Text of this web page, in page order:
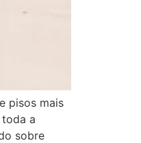
pisos mais
a
sobre